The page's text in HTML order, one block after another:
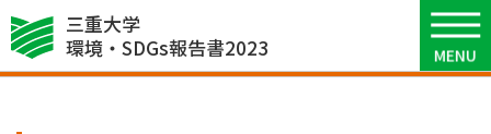
三重大学
環境・SDGs報告書2023
3 環境・SDGsコミュニケーション